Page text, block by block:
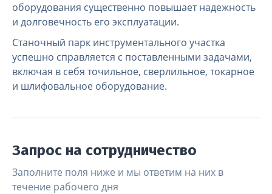
оборудования существенно повышает надежность
и долговечность его эксплуатации.
Станочный парк инструментального участка
успешно справляется с поставленными задачами,
включая в себя точильное, сверлильное, токарное
и шлифовальное оборудование.
Запрос на сотрудничество
Заполните поля ниже и мы ответим на них в
течение рабочего дня